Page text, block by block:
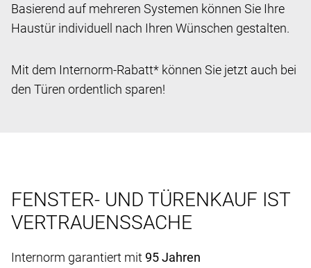
Basierend auf mehreren Systemen können Sie Ihre
Haustür individuell nach Ihren Wünschen gestalten.
Mit dem Internorm-Rabatt* können Sie jetzt auch bei
den Türen ordentlich sparen!
FENSTER- UND TÜRENKAUF IST
VERTRAUENSSACHE
Internorm garantiert mit 95 Jahren